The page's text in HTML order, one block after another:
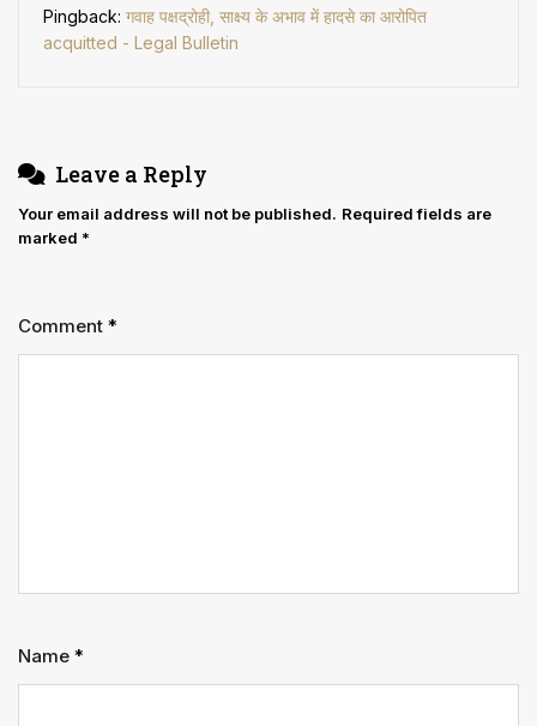
Pingback: गवाह पक्षद्रोही, साक्ष्य के अभाव में हादसे का आरोपित
acquitted - Legal Bulletin
Leave a Reply
Your email address will not be published. Required fields are
marked *
Comment *
Name *